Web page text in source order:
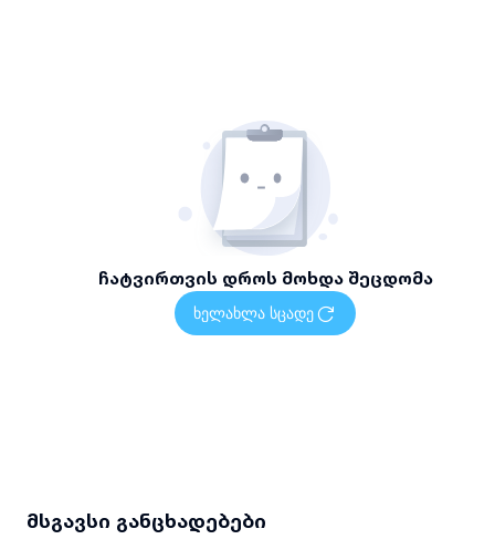
ჩატვირთვის დროს მოხდა შეცდომა
ხელახლა სცადე
მსგავსი განცხადებები